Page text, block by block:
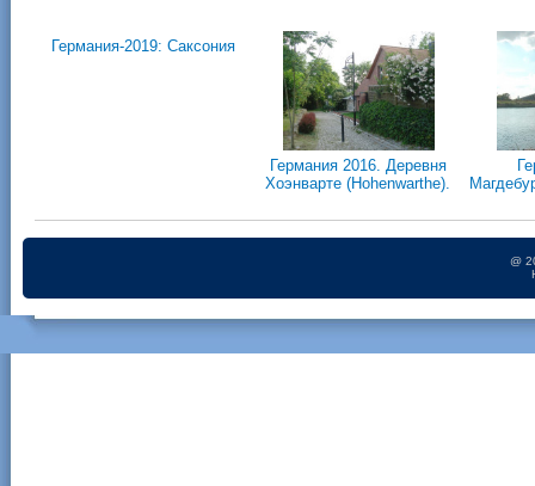
Германия-2019: Саксония
Германия 2016. Деревня
Хоэнварте (Hohenwarthe).
@